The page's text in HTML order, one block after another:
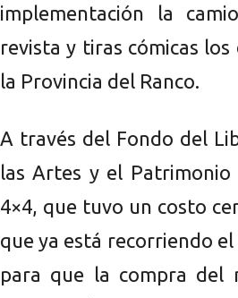
implementación la
revista y tiras cómicas
la Provincia del Ranco.
A través del Fondo del
las Artes y el
4×4, que tuvo un costo
que ya está recorriendo
para que la compra del